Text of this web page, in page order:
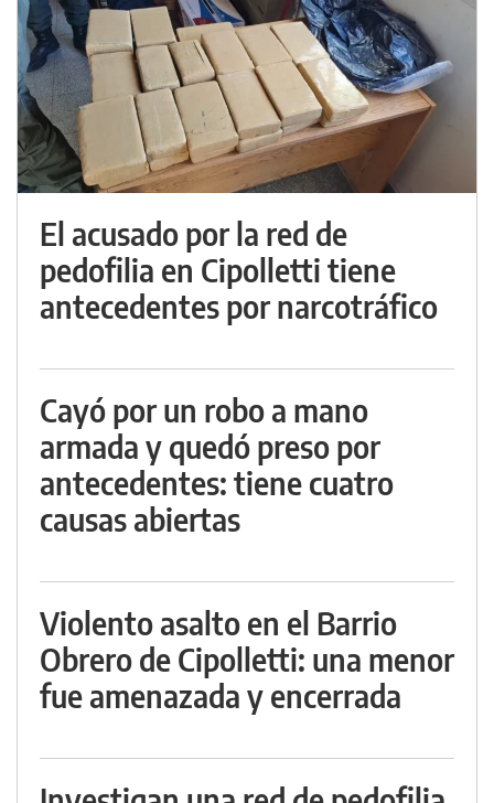
El acusado por la red de
pedofilia en Cipolletti tiene
antecedentes por narcotráfico
Cayó por un robo a mano
armada y quedó preso por
antecedentes: tiene cuatro
causas abiertas
Violento asalto en el Barrio
Obrero de Cipolletti: una menor
fue amenazada y encerrada